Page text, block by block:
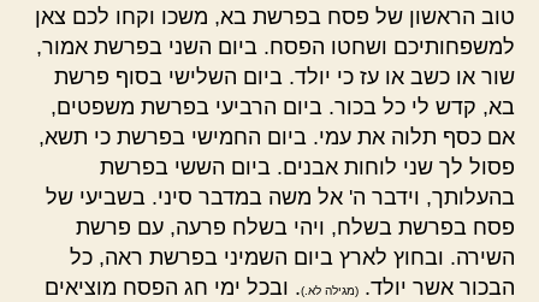
טוב הראשון של פסח בפרשת בא, משכו וקחו לכם צאן
למשפחותיכם ושחטו הפסח. ביום השני בפרשת אמור,
שור או כשב או עז כי יולד. ביום השלישי בסוף פרשת
בא, קדש לי כל בכור. ביום הרביעי בפרשת משפטים,
אם כסף תלוה את עמי. ביום החמישי בפרשת כי תשא,
פסול לך שני לוחות אבנים. ביום הששי בפרשת
בהעלותך, וידבר ה' אל משה במדבר סיני. בשביעי של
פסח בפרשת בשלח, ויהי בשלח פרעה, עם פרשת
השירה. ובחוץ לארץ ביום השמיני בפרשת ראה, כל
הבכור אשר יולד. (מגילה לא.). ובכל ימי חג הפסח מוציאים